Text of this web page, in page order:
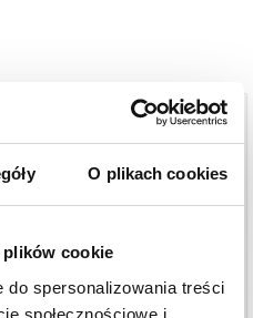
O plikach cookies
cookie
spersonalizowania treści
społecznościowe i